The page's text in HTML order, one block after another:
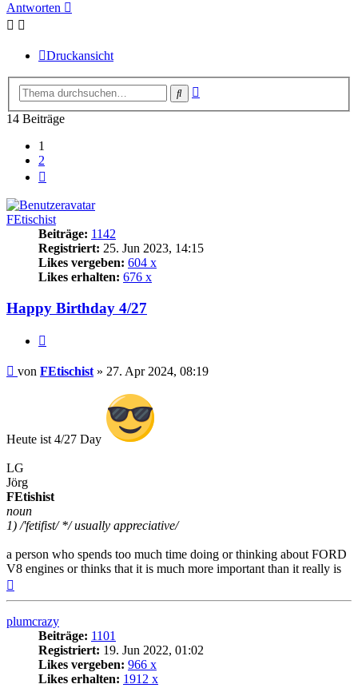
Antworten
Druckansicht
Suche
14 Beiträge
1
2
FEtischist
Beiträge: 1142
Registriert: 25. Jun 2023, 14:15
Likes vergeben: 604 x
Likes erhalten: 676 x
Happy Birthday 4/27
Beitrag
von FEtischist » 27. Apr 2024, 08:19
Heute ist 4/27 Day
LG
Jörg
FEtishist
noun
1) /'fetifist/ */ usually appreciative/
a person who spends too much time doing or thinking about FORD
V8 engines or thinks that it is much more important than it really is
plumcrazy
Beiträge: 1101
Registriert: 19. Jun 2022, 01:02
Likes vergeben: 966 x
Likes erhalten: 1912 x